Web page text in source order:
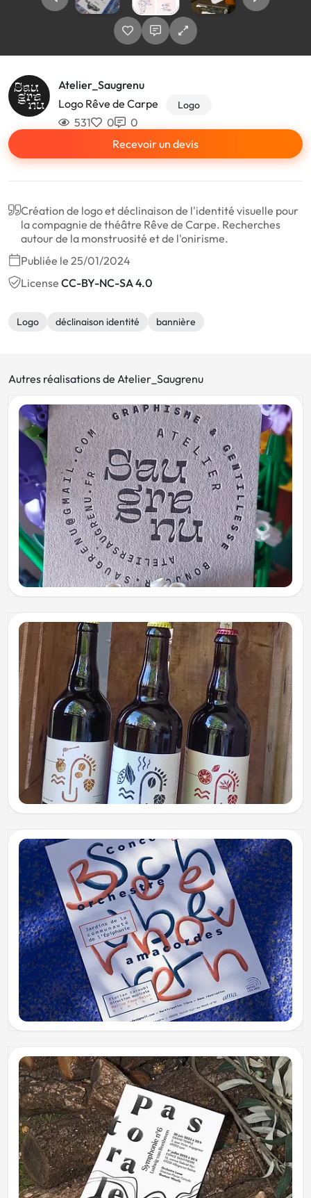
Atelier_Saugrenu
Logo Rêve de Carpe
Logo
531 0
0
Recevoir un devis
Création de logo et déclinaison de l'identité visuelle pour
la compagnie de théâtre Rêve de Carpe. Recherches
autour de la monstruosité et de l'onirisme.
Publiée le 25/01/2024
License CC-BY-NC-SA 4.0
Logo déclinaison identité bannière
Autres réalisations de Atelier_Saugrenu